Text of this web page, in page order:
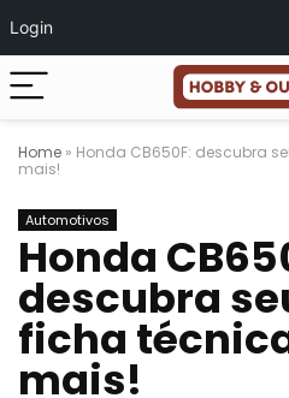
Login
Home » Honda CB650F: descubra
mais!
Automotivos
Honda
descubra
ficha
mais!